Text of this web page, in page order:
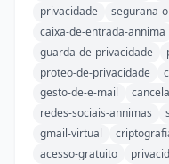
privacidade
segurana-
caixa-de-entrada-annima
guarda-de-privacidade
proteo-de-privacidade
gesto-de-e-mail
redes-sociais-annimas
gmail-virtual
acesso-gratuito